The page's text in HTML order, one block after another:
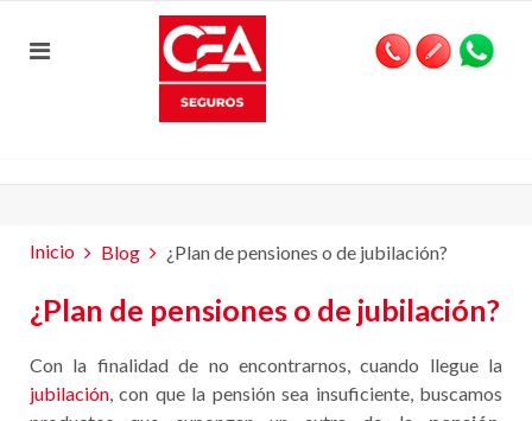
Inicio Blog ¿Plan de pensiones o de jubilación?
¿Plan de pensiones o de jubilación?
Con la finalidad de no encontrarnos, cuando llegue la
jubilación, con que la pensión sea insuficiente, buscamos